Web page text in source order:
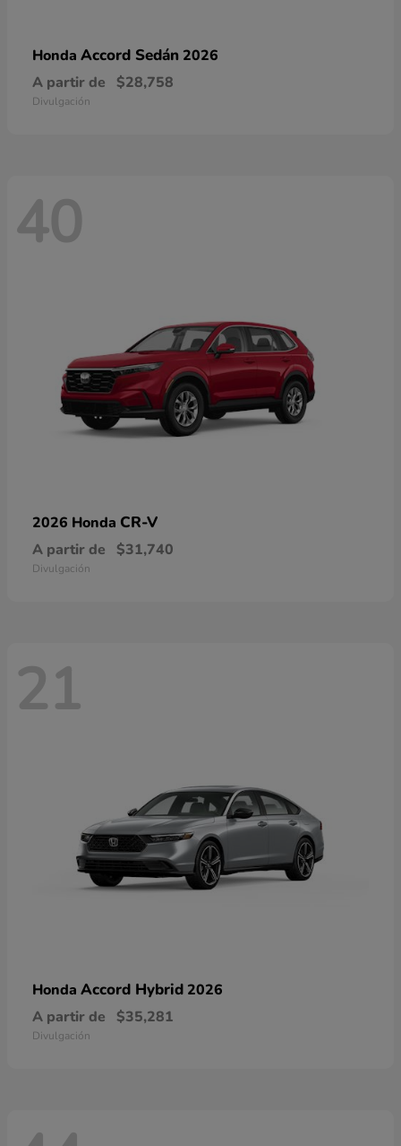
Honda Accord Sedán 2026
A partir de
$28,758
Divulgación
40
2026 Honda CR-V
A partir de $31,740
Divulgación
21
Honda Accord Hybrid 2026
A partir de
$35,281
Divulgación